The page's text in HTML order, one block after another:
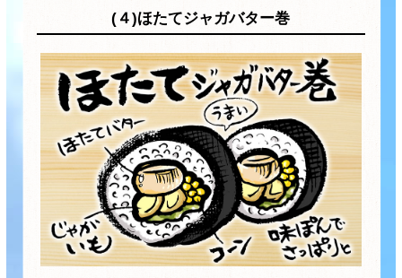
つゆ たれ
スープ 中華
クイック調味料 レモン果汁
ふりかけ おすしの素
くらしプラ酢
カンタン酢
お酢ドリンク
味ぽん
ぽん酢
かおりの蔵
つゆ
鍋なび
納豆のサイト
ミツカングループについて
企業理念
ミツカンの歴史
ミツカンを知る
環境への取り組み
水の文化センター（アーカイブ）
採用情報
ニュースリリース
お客様相談センター
(４)ほたてジャガバター巻